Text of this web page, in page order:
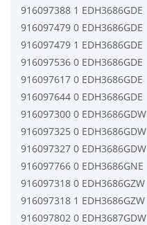
916097388 1 EDH3686GDE
916097479 0 EDH3686GDE
916097479 1 EDH3686GDE
916097536 0 EDH3686GDE
916097617 0 EDH3686GDE
916097644 0 EDH3686GDE
916097300 0 EDH3686GDW
916097325 0 EDH3686GDW
916097327 0 EDH3686GDW
916097766 0 EDH3686GNE
916097318 0 EDH3686GZW
916097318 1 EDH3686GZW
916097802 0 EDH3687GDW